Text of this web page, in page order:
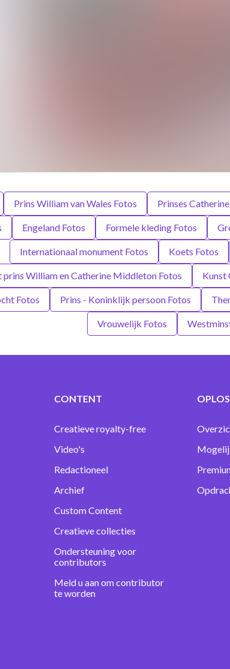
Prins William van Wales Fotos Prinses
Engeland Fotos Formele kleding Fotos
Internationaal monument Fotos Koets Fotos
William en Catherine Middleton Fotos Kunst
Fotos Prins - Koninklijk persoon Fotos
Vrouwelijk Fotos
CONTENT
Creatieve royalty-free
Video's
Redactioneel
Archief
Custom Content
Creatieve collecties
Ondersteuning voor
contributors
Meld u aan om contributor
te worden